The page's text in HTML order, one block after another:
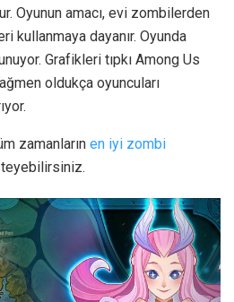
Oyunun amacı, evi zombilerden
kullanmaya dayanır. Oyunda
Grafikleri tıpkı Among Us
oldukça oyuncuları
zamanların en iyi zombi